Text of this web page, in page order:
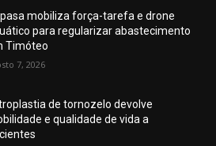
mobiliza força-tarefa e drone
para regularizar abastecimento
Timóteo
7, 2026
de tornozelo devolve
e qualidade de vida a